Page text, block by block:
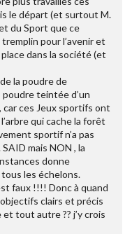
le départ (et surtout M.
du Sport que ce
pour l’avenir et
dans la société (et
la poudre de
teintée d’un
car ces Jeux sportifs ont
qui cache la forêt
sportif n’a pas
mais NON , la
donne
les échelons.
faux !!!! Donc à quand
clairs et précis
tout autre ?? j’y crois